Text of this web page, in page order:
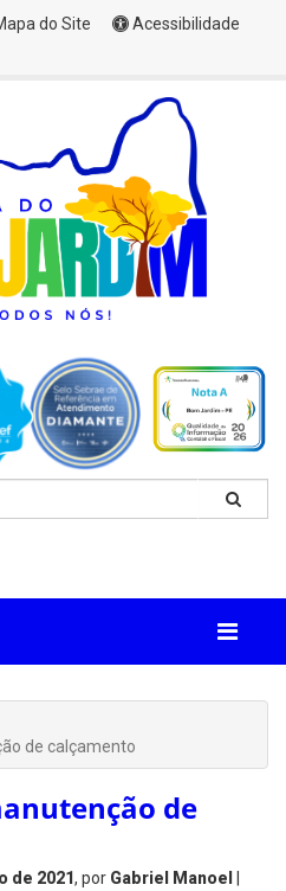
do Site
Acessibilidade
de calçamento
de
de 2021, por Gabriel Manoel